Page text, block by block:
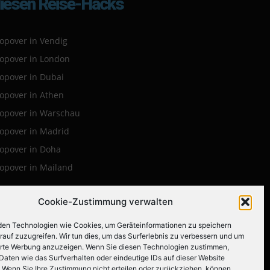
Cookie-Zustimmung verwalten
Technologien wie Cookies, um Geräteinformationen zu speichern
zuzugreifen. Wir tun dies, um das Surferlebnis zu verbessern und um
Werbung anzuzeigen. Wenn Sie diesen Technologien zustimmen,
wie das Surfverhalten oder eindeutige IDs auf dieser Website
in Vendig
in London
in Dubai
in Athen
in Warschau
in Madrid
in Doha
in Mailand
Sie uns auf